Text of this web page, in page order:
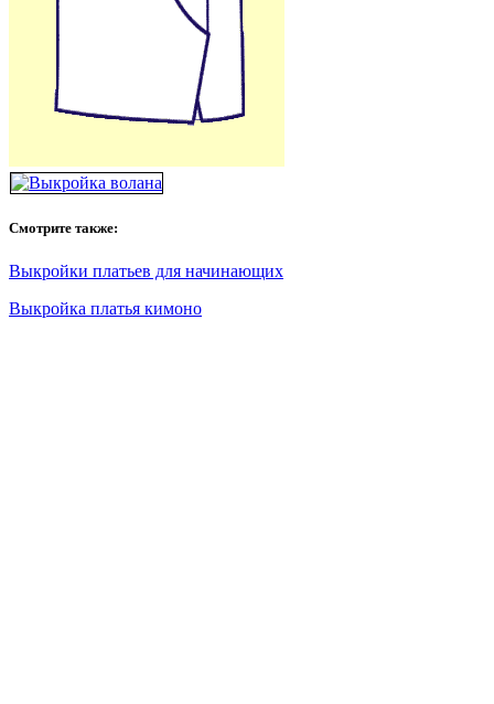
Смотрите также:
Выкройки платьев для начинающих
Выкройка платья кимоно